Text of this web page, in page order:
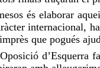
és elaborar
internacional,
que pogués